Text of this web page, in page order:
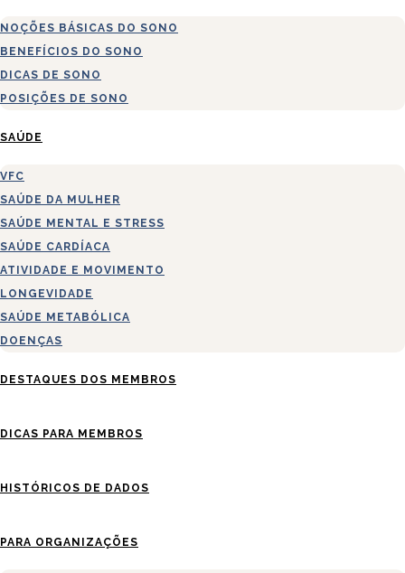
NOÇÕES BÁSICAS DO SONO
BENEFÍCIOS DO SONO
DICAS DE SONO
POSIÇÕES DE SONO
SAÚDE
VFC
SAÚDE DA MULHER
SAÚDE MENTAL E STRESS
SAÚDE CARDÍACA
ATIVIDADE E MOVIMENTO
LONGEVIDADE
SAÚDE METABÓLICA
DOENÇAS
DESTAQUES DOS MEMBROS
DICAS PARA MEMBROS
HISTÓRICOS DE DADOS
PARA ORGANIZAÇÕES